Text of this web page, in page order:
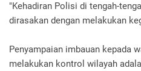
"Kehadiran Polisi di tengah-
dirasakan dengan melakukan
Penyampaian imbauan kepada
melakukan kontrol wilayah